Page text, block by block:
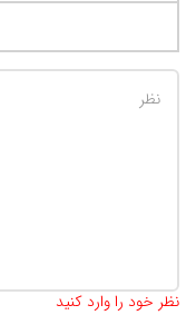
نظر خود را وارد کنید